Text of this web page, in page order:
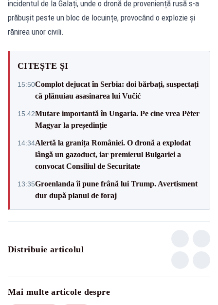
incidentul de la Galați, unde o dronă de proveniență rusă s-a
prăbușit peste un bloc de locuințe, provocând o explozie și
rănirea unor civili.
CITEȘTE ȘI
15:50Complot dejucat în Serbia: doi bărbați, suspectați
că plănuiau asasinarea lui Vučić
15:42Mutare importantă în Ungaria. Pe cine vrea Péter
Magyar la președinție
14:34Alertă la granița României. O dronă a explodat
lângă un gazoduct, iar premierul Bulgariei a
convocat Consiliul de Securitate
13:35Groenlanda îi pune frână lui Trump. Avertisment
dur după planul de foraj
Distribuie articolul
Mai multe articole despre